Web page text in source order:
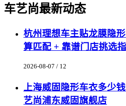
车艺尚最新动态
杭州理想车主贴龙膜隐
算匹配 + 靠谱门店挑选
2026-08-07 / 12
上海威固隐形车衣多少
艺尚浦东威固旗舰店